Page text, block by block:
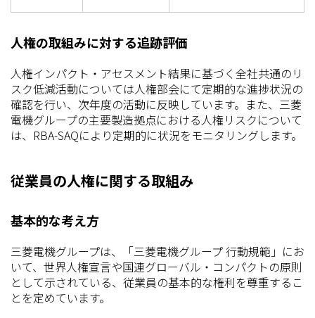
人権の取組みに対する追跡評価
人権インパクト・アセスメント結果に基づく全社共通のリ
スク低減活動については人権部会にて定期的な進捗状況の
確認を行い、次年度の活動に反映しています。また、三菱
電機グループの主要製造拠点における人権リスクについて
は、RBA-SAQにより定期的に状況をモニタリングします。
従業員の人権に関する取組み
基本的な考え方
三菱電機グループは、「三菱電機グループ 行動規範」にお
いて、世界人権宣言や国連グローバル・コンパクトの原則
として示されている、従業員の基本的な権利を尊重するこ
とを定めています。